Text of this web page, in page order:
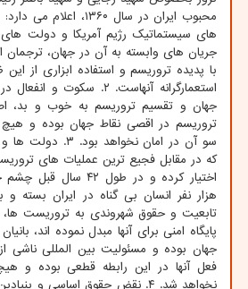
های سیستماتیک رژیم آمریکا و دولت
جریان های وابسته به آن در جهان، ترجمان
با پدیده تروریسم و استفاده ابزاری از
استعمارگرانه آنهاست. ۲.
جهان و تقسیم تروریسم به خوب و بد،
تروریسم در اقصی نقاط جهان بوده و
سو آن در امان
که در مقابل فجیع ترین عملیات های
اختیار کرده و در طول
هزار نفر انسان بی گناه در ایران بسته
تابعیت و حقوق شهروندی به تروریست
پایگاه امنی برای آنها مبدل نموده اند،
جهان بوده و مسئولیت بین المللی ناشی
فعل آنها در این رابطه قطعی بوده و
نخواهد شد. ۴. نقض حقوق اساسی و